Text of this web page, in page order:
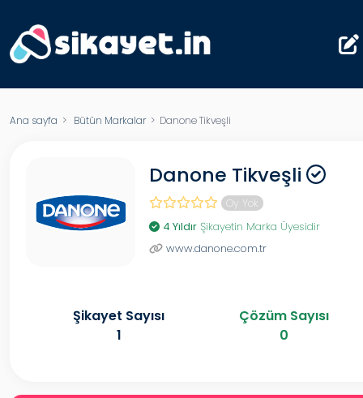
Ana sayfa > Bütün Markalar> Danone Tikveşli
Danone Tikveşli
Oy Yok
4 Yıldır Şikayetin Marka Üyesidir
www.danone.com.tr
Şikayet Sayısı
1
Çözüm Sayısı
0